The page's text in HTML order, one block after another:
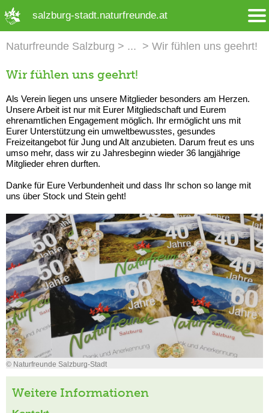
salzburg-stadt.naturfreunde.at
Naturfreunde Salzburg Wir fühlen uns geehrt!
Wir fühlen uns geehrt!
Als Verein liegen uns unsere Mitglieder besonders am Herzen.
Unsere Arbeit ist nur mit Eurer Mitgliedschaft und Eurem
ehrenamtlichen Engagement möglich. Ihr ermöglicht uns mit
Eurer Unterstützung ein umweltbewusstes, gesundes
Freizeitangebot für Jung und Alt anzubieten. Darum freut es uns
umso mehr, dass wir zu Jahresbeginn wieder 36 langjährige
Mitglieder ehren durften.
Danke für Eure Verbundenheit und dass Ihr schon so lange mit
uns über Stock und Stein geht!
© Naturfreunde Salzburg-Stadt
Weitere Informationen